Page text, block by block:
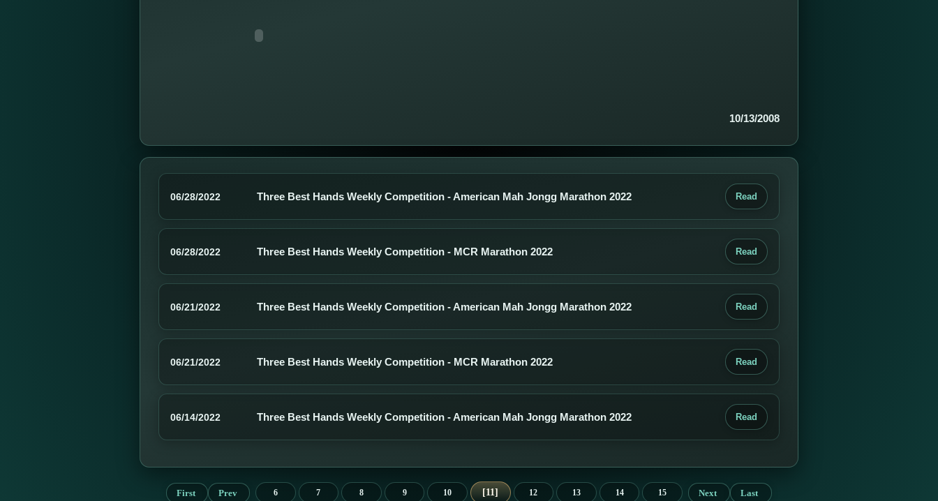
10/13/2008
06/28/2022 Three Best Hands Weekly Competition - American Mah Jongg Marathon 2022 Read
06/28/2022 Three Best Hands Weekly Competition - MCR Marathon 2022 Read
06/21/2022 Three Best Hands Weekly Competition - American Mah Jongg Marathon 2022 Read
06/21/2022 Three Best Hands Weekly Competition - MCR Marathon 2022 Read
06/14/2022 Three Best Hands Weekly Competition - American Mah Jongg Marathon 2022 Read
First Prev 6 7 8 9 10 11 12 13 14 15 Next Last